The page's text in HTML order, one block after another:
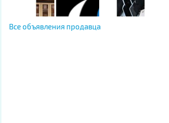
Все объявления продавца